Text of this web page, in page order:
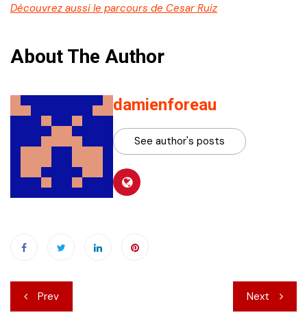
Découvrez aussi le parcours de Cesar Ruiz
About The Author
damienforeau
See author's posts
Navigation
de
Prev Next